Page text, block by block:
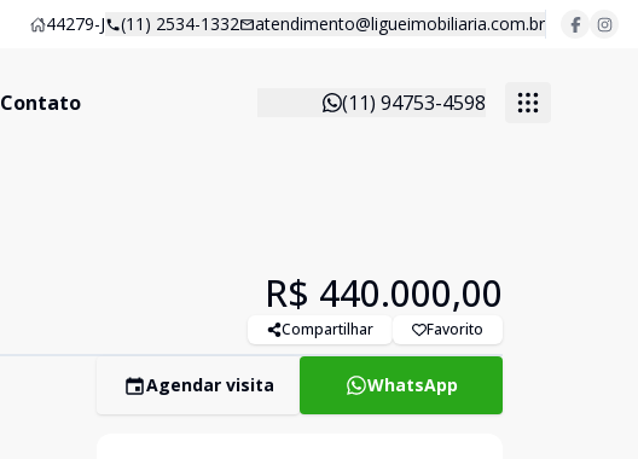
44279-J (11) 2534-1332 atendimento@ligueimobiliaria.com.br
Contato (11) 94753-4598
R$ 440.000,00
Compartilhar Favorito
Agendar visita WhatsApp